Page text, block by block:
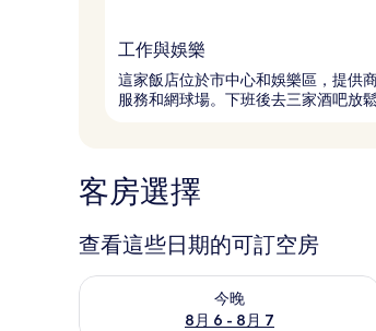
工作與娛樂
這家飯店位於市中心和娛樂區，提供
服務和網球場。下班後去三家酒吧放鬆
客房選擇
查看這些日期的可訂空房
今晚
8月 6 - 8月 7
查看今晚 8月 6 - 8月 7的可訂空房